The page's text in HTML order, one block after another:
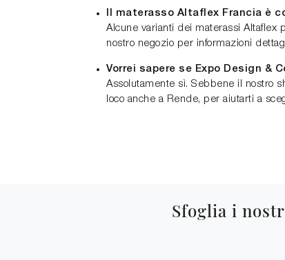
Il materasso Altaflex Francia è
Alcune varianti dei materassi Altaflex
nostro negozio per informazioni
Vorrei sapere se Expo Design &
Assolutamente sì. Sebbene il nostro
loco anche a Rende, per aiutarti a
Sfoglia i